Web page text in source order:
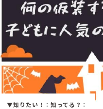
おすすめ
スポット
「場」
HAREL
▼知りたい！ ：知ってる？ ：